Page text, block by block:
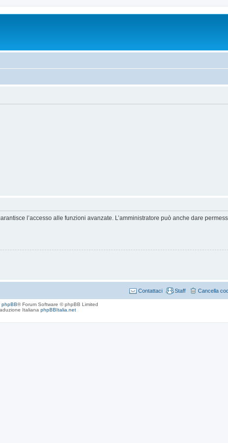
l’accesso alle funzioni avanzate. L’amministratore può anche dare
Cancella
Staff
Contattaci
phpBB® Forum Software © phpBB Limited
Italiana phpBBItalia.net